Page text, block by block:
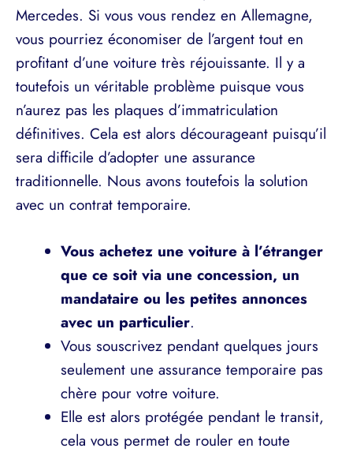
Mercedes. Si vous vous rendez en Allemagne,
vous pourriez économiser de l’argent tout en
profitant d’une voiture très réjouissante. Il y a
toutefois un véritable problème puisque vous
n’aurez pas les plaques d’immatriculation
définitives. Cela est alors décourageant puisqu’il
sera difficile d’adopter une assurance
traditionnelle. Nous avons toutefois la solution
avec un contrat temporaire.
Vous achetez une voiture à l’étranger
que ce soit via une concession, un
mandataire ou les petites annonces
avec un particulier.
Vous souscrivez pendant quelques jours
seulement une assurance temporaire pas
chère pour votre voiture.
Elle est alors protégée pendant le transit,
cela vous permet de rouler en toute